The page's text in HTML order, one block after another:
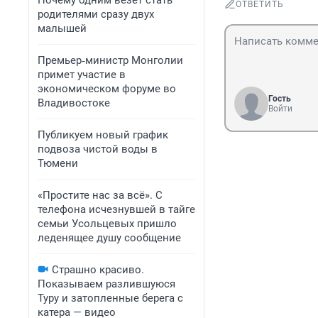
родителями сразу двух
малышей
Премьер‑министр Монголии
примет участие в
экономическом форуме во
Владивостоке
Публикуем новый график
подвоза чистой воды в
Тюмени
«Простите нас за всё». С
телефона исчезнувшей в тайге
семьи Усольцевых пришло
леденящее душу сообщение
Страшно красиво.
Показываем разлившуюся
Туру и затопленные берега с
катера — видео
ОТВЕТИТЬ
Гость
Войти